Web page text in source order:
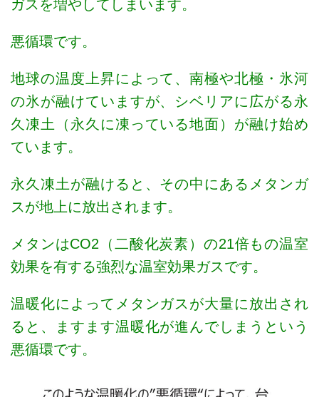
ガスを増やしてしまいます。
悪循環です。
地球の温度上昇によって、南極や北極・氷河
の氷が融けていますが、シベリアに広がる永
久凍土（永久に凍っている地面）が融け始め
ています。
永久凍土が融けると、その中にあるメタンガ
スが地上に放出されます。
メタンはCO2（二酸化炭素）の21倍もの温室
効果を有する強烈な温室効果ガスです。
温暖化によってメタンガスが大量に放出され
ると、ますます温暖化が進んでしまうという
悪循環です。